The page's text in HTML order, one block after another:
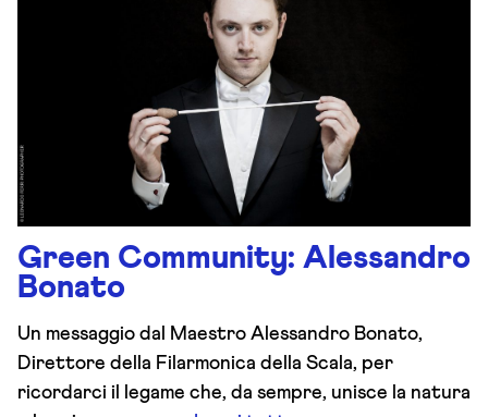
Green Community: Alessandro
Bonato
Un messaggio dal Maestro Alessandro Bonato,
Direttore della Filarmonica della Scala, per
ricordarci il legame che, da sempre, unisce la natura